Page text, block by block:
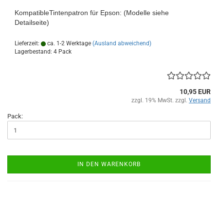
KompatibleTintenpatron für Epson: (Modelle siehe
Detailseite)
Lieferzeit: ca. 1-2 Werktage (Ausland abweichend)
Lagerbestand: 4 Pack
10,95 EUR
zzgl. 19% MwSt. zzgl. Versand
Pack:
IN DEN WARENKORB